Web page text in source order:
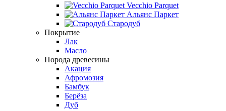
Vecchio Parquet
Альянс Паркет
Стародуб
Покрытие
Лак
Масло
Порода древесины
Акация
Афромозия
Бамбук
Берёза
Дуб